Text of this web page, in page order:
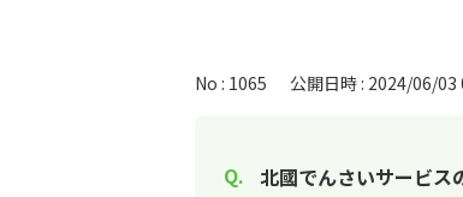
No : 1065 公開日時 : 2024/06/03
北國でんさいサービス